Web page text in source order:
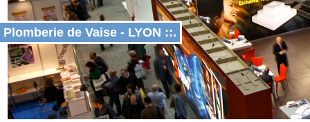
Plomberie de Vaise - LYON ::.